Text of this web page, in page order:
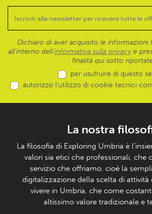
Dichiaro di aver acquisito le informazioni
all’interno dell'informativa sulla privacy e
finalità qui sotto
per usufruire di questo
autorizzo l’utilizzo di cookie tecnici
La nostra
La filosofia di Exploring Umbria è
valori sia etici che professionali, che
servizio che offriamo, cioè la
digitalizzazione della scelta di attività
vivere in Umbria, che come
altissimo valore tradizionale e